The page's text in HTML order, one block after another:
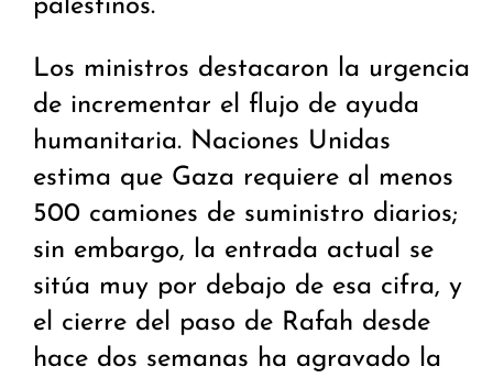
palestinos.
Los ministros destacaron la urgencia
de incrementar el flujo de ayuda
humanitaria. Naciones Unidas
estima que Gaza requiere al menos
500 camiones de suministro diarios;
sin embargo, la entrada actual se
sitúa muy por debajo de esa cifra, y
el cierre del paso de Rafah desde
hace dos semanas ha agravado la